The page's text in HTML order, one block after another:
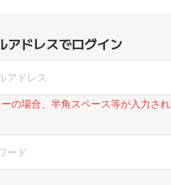
アドレスでログイン
の場合、半角スペース等が入力さ